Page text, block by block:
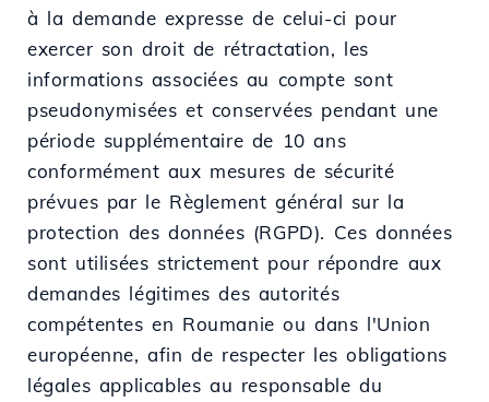
à la demande expresse de celui-ci pour
exercer son droit de rétractation, les
informations associées au compte sont
pseudonymisées et conservées pendant une
période supplémentaire de 10 ans
conformément aux mesures de sécurité
prévues par le Règlement général sur la
protection des données (RGPD). Ces données
sont utilisées strictement pour répondre aux
demandes légitimes des autorités
compétentes en Roumanie ou dans l'Union
européenne, afin de respecter les obligations
légales applicables au responsable du